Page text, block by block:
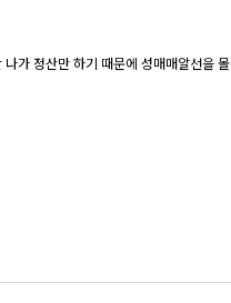
정산만 하기 때문에 성매매알선을